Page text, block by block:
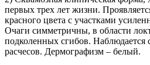
первых трех лет жизни.
красного цвета с участками
Очаги симметричны, в области
подколенных сгибов.
расчесов. Дермографизм – белый.